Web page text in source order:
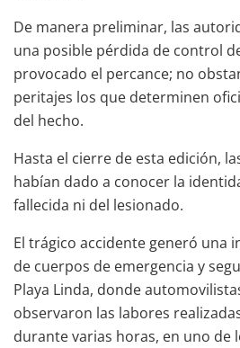
De manera preliminar, las
una posible pérdida de control
provocado el percance; no
peritajes los que determinen
del hecho.
Hasta el cierre de esta edición,
habían dado a conocer la
fallecida ni del lesionado.
El trágico accidente generó una
de cuerpos de emergencia y
Playa Linda, donde
observaron las labores
durante varias horas, en uno de